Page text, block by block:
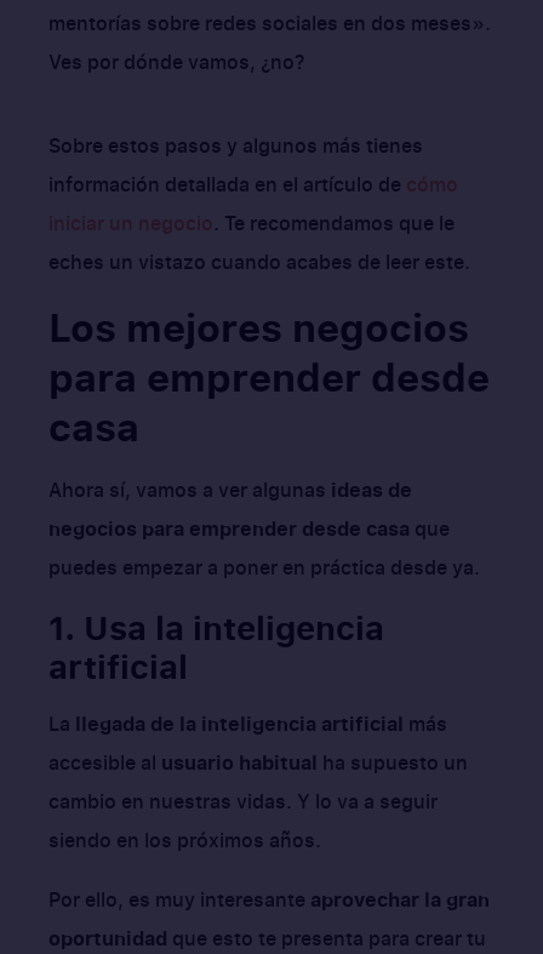
mentorías sobre redes sociales en dos meses».
Ves por dónde vamos, ¿no?
Sobre estos pasos y algunos más tienes
información detallada en el artículo de cómo
iniciar un negocio. Te recomendamos que le
eches un vistazo cuando acabes de leer este.
Los mejores negocios
para emprender desde
casa
Ahora sí, vamos a ver algunas ideas de
negocios para emprender desde casa que
puedes empezar a poner en práctica desde ya.
1. Usa la inteligencia
artificial
La llegada de la inteligencia artificial más
accesible al usuario habitual ha supuesto un
cambio en nuestras vidas. Y lo va a seguir
siendo en los próximos años.
Por ello, es muy interesante aprovechar la gran
oportunidad que esto te presenta para crear tu